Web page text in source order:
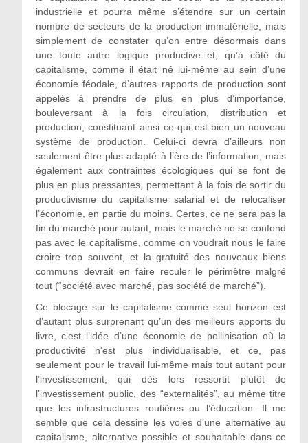
industrielle et pourra même s’étendre sur un certain
nombre de secteurs de la production immatérielle, mais
simplement de constater qu’on entre désormais dans
une toute autre logique productive et, qu’à côté du
capitalisme, comme il était né lui-même au sein d’une
économie féodale, d’autres rapports de production sont
appelés à prendre de plus en plus d’importance,
bouleversant à la fois circulation, distribution et
production, constituant ainsi ce qui est bien un nouveau
système de production. Celui-ci devra d’ailleurs non
seulement être plus adapté à l’ère de l’information, mais
également aux contraintes écologiques qui se font de
plus en plus pressantes, permettant à la fois de sortir du
productivisme du capitalisme salarial et de relocaliser
l’économie, en partie du moins. Certes, ce ne sera pas la
fin du marché pour autant, mais le marché ne se confond
pas avec le capitalisme, comme on voudrait nous le faire
croire trop souvent, et la gratuité des nouveaux biens
communs devrait en faire reculer le périmètre malgré
tout (“société avec marché, pas société de marché”).
Ce blocage sur le capitalisme comme seul horizon est
d’autant plus surprenant qu’un des meilleurs apports du
livre, c’est l’idée d’une économie de pollinisation où la
productivité n’est plus individualisable, et ce, pas
seulement pour le travail lui-même mais tout autant pour
l’investissement, qui dès lors ressortit plutôt de
l’investissement public, des “externalités”, au même titre
que les infrastructures routières ou l’éducation. Il me
semble que cela dessine les voies d’une alternative au
capitalisme, alternative possible et souhaitable dans ce